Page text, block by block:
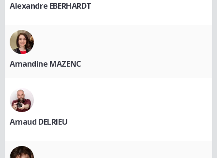
Alexandre EBERHARDT
Amandine MAZENC
Arnaud DELRIEU